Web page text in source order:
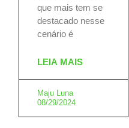
que mais tem se
destacado nesse
cenário é
LEIA MAIS
Maju Luna
08/29/2024